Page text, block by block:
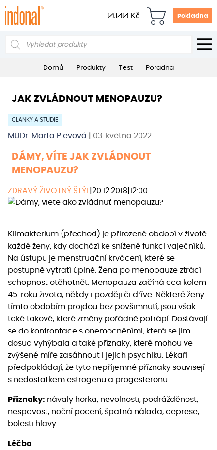
0.00 Kč Pokladna
Products
Domů Produkty Test Poradna
JAK ZVLÁDNOUT MENOPAUZU?
ČLÁNKY A ŠTÚDIE
MUDr. Marta Plevová 03. května 2022
DÁMY, VÍTE JAK ZVLÁDNOUT
MENOPAUZU?
ZDRAVÝ ŽIVOTNÝ ŠTÝL 20.12.2018 12:00
Klimakterium (přechod) je přirozené období v životě
každé ženy, kdy dochází ke snížené funkci vaječníků.
Na ústupu je menstruační krvácení, které se
postupně vytratí úplně. Žena po menopauze ztrácí
schopnost otěhotnět. Menopauza začíná cca kolem
45. roku života, někdy i později či dříve. Některé ženy
tímto obdobím projdou bez povšimnutí, jsou však
také takové, které změny pořádně potrápí. Dostávají
se do konfrontace s onemocněními, která se jim
dosud vyhýbala a také příznaky, které mohou ve
zvýšené míře zasáhnout i jejich psychiku. Lékaři
předpokládají, že tyto nepříjemné příznaky souvisejí
s nedostatkem estrogenu a progesteronu.
Příznaky: návaly horka, nevolnosti, podrážděnost,
nespavost, noční pocení, špatná nálada, deprese,
bolesti hlavy
Léčba